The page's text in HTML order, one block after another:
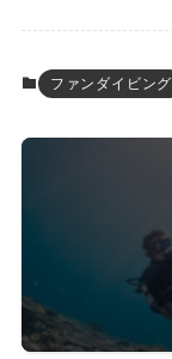
ファンダイビング